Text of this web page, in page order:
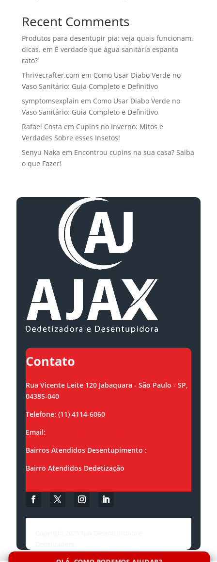
Recent Comments
Produtos para desentupir pia: veja quais funcionam,
dicas. em É verdade que água sanitária espanta
rato?
Thrivecrafter.com em Como Usar Diabo Verde no
Vaso Sanitário: Guia Completo e Definitivo
symptomsexplain em Como Usar Diabo Verde no
Vaso Sanitário: Guia Completo e Definitivo
Rafael Costa em Cupins no Inverno: Mitos e
Verdades Sobre esses Insetos!
Senyu Naka em Encontrou cupins na sua casa? Saiba
o que Fazer!
Contato
Rua Vicente Leite 120 Jabaquara - São Paulo - SP,
04385-040
Telefone: (11) 4114-6060
Email:
Bairros Atendidos Desentupimento :
Bairro Atendidos Dedetização